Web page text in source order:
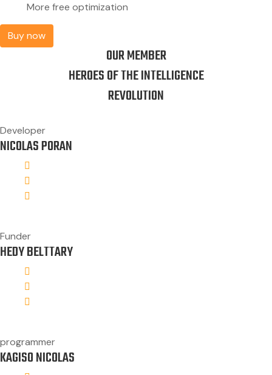
More free optimization
Buy now
OUR MEMBER
HEROES OF THE INTELLIGENCE
REVOLUTION
Developer
NICOLAS PORAN
Funder
HEDY BELTTARY
programmer
KAGISO NICOLAS